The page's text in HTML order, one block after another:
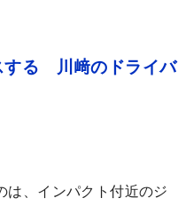
する 川﨑のドライバ
は、インパクト付近のジ